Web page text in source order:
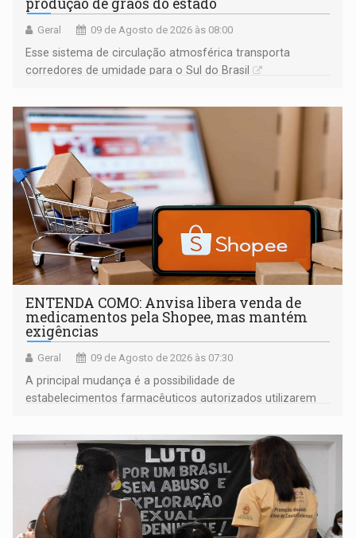
Geral 09 de Agosto de 2026 às 08:00
Esse sistema de circulação atmosférica transporta
corredores de umidade para o Sul do Brasil
ENTENDA COMO: Anvisa libera venda de
medicamentos pela Shopee, mas mantém
exigências
Geral 09 de Agosto de 2026 às 07:30
A principal mudança é a possibilidade de
estabelecimentos farmacêuticos autorizados utilizarem